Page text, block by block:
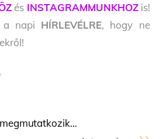
és INSTAGRAMMUNKHOZis!
a napi HÍRLEVÉLRE, hogy ne